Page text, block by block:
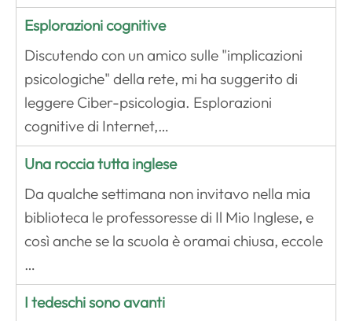
Esplorazioni cognitive
Discutendo con un amico sulle "implicazioni
psicologiche" della rete, mi ha suggerito di
leggere Ciber-psicologia. Esplorazioni
cognitive di Internet,…
Una roccia tutta inglese
Da qualche settimana non invitavo nella mia
biblioteca le professoresse di Il Mio Inglese, e
così anche se la scuola è oramai chiusa, eccole
…
I tedeschi sono avanti